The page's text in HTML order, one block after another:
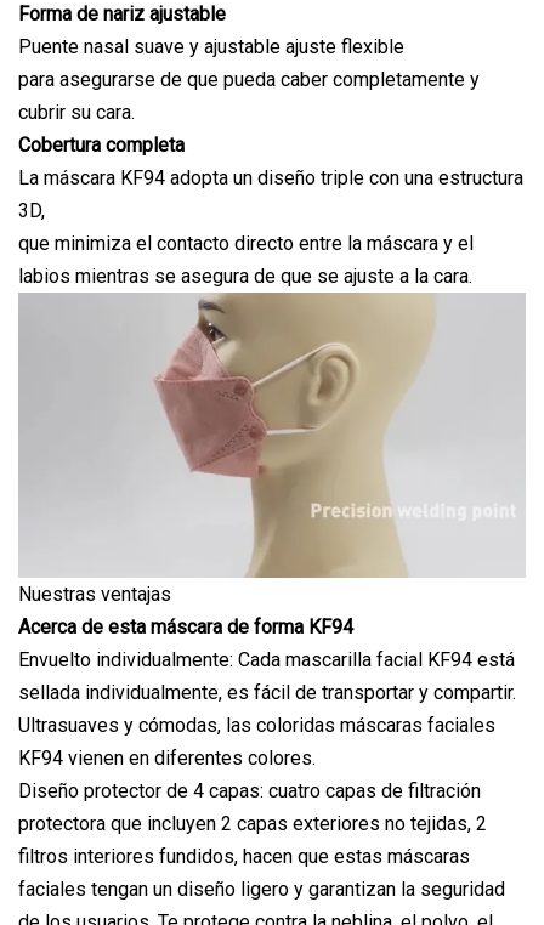
Forma de nariz ajustable
Puente nasal suave y ajustable ajuste flexible
para asegurarse de que pueda caber completamente y
cubrir su cara.
Cobertura completa
La máscara KF94 adopta un diseño triple con una estructura
3D,
que minimiza el contacto directo entre la máscara y el
labios mientras se asegura de que se ajuste a la cara.
Nuestras ventajas
Acerca de esta máscara de forma KF94
Envuelto individualmente: Cada mascarilla facial KF94 está
sellada individualmente, es fácil de transportar y compartir.
Ultrasuaves y cómodas, las coloridas máscaras faciales
KF94 vienen en diferentes colores.
Diseño protector de 4 capas: cuatro capas de filtración
protectora que incluyen 2 capas exteriores no tejidas, 2
filtros interiores fundidos, hacen que estas máscaras
faciales tengan un diseño ligero y garantizan la seguridad